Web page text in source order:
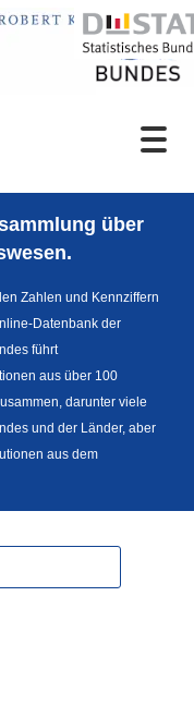
über
Zahlen und Kennziffern
Datenbank der
führt
aus über 100
darunter viele
und der Länder, aber
aus dem